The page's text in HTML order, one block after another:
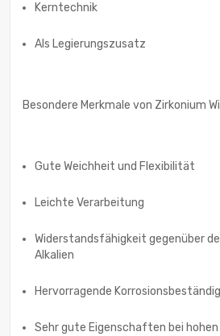
Kerntechnik
Als Legierungszusatz
Besondere Merkmale von Zirkonium
Gute Weichheit und Flexibilität
Leichte Verarbeitung
Widerstandsfähigkeit gegenüber
Alkalien
Hervorragende
Sehr gute Eigenschaften bei